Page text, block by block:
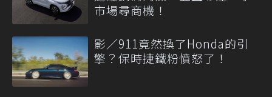
市場尋商機！
影／911竟然換了Honda的引
擎？保時捷鐵粉憤怒了！